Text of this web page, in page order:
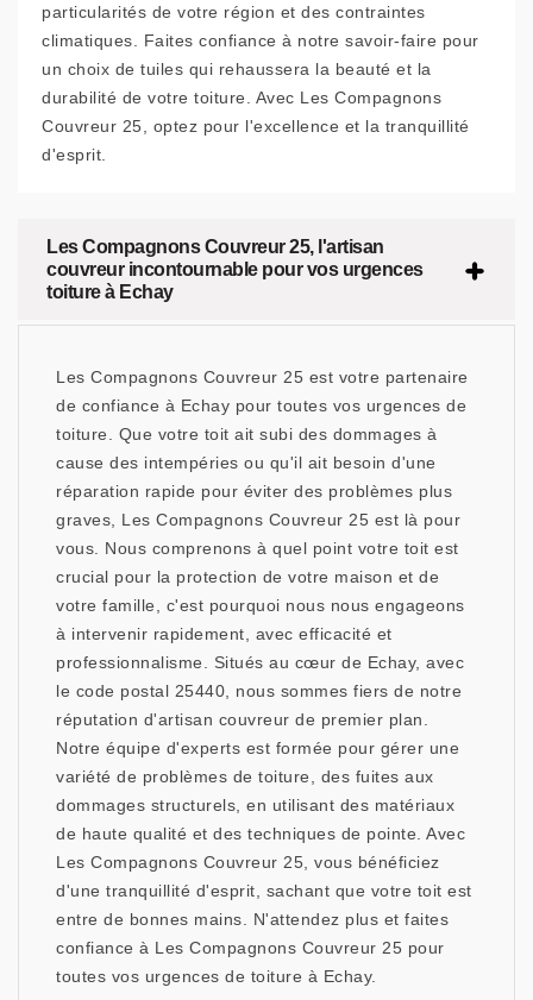
particularités de votre région et des contraintes
climatiques. Faites confiance à notre savoir-faire pour
un choix de tuiles qui rehaussera la beauté et la
durabilité de votre toiture. Avec Les Compagnons
Couvreur 25, optez pour l'excellence et la tranquillité
d'esprit.
Les Compagnons Couvreur 25, l'artisan
couvreur incontournable pour vos urgences
toiture à Echay
Les Compagnons Couvreur 25 est votre partenaire
de confiance à Echay pour toutes vos urgences de
toiture. Que votre toit ait subi des dommages à
cause des intempéries ou qu'il ait besoin d'une
réparation rapide pour éviter des problèmes plus
graves, Les Compagnons Couvreur 25 est là pour
vous. Nous comprenons à quel point votre toit est
crucial pour la protection de votre maison et de
votre famille, c'est pourquoi nous nous engageons
à intervenir rapidement, avec efficacité et
professionnalisme. Situés au cœur de Echay, avec
le code postal 25440, nous sommes fiers de notre
réputation d'artisan couvreur de premier plan.
Notre équipe d'experts est formée pour gérer une
variété de problèmes de toiture, des fuites aux
dommages structurels, en utilisant des matériaux
de haute qualité et des techniques de pointe. Avec
Les Compagnons Couvreur 25, vous bénéficiez
d'une tranquillité d'esprit, sachant que votre toit est
entre de bonnes mains. N'attendez plus et faites
confiance à Les Compagnons Couvreur 25 pour
toutes vos urgences de toiture à Echay.